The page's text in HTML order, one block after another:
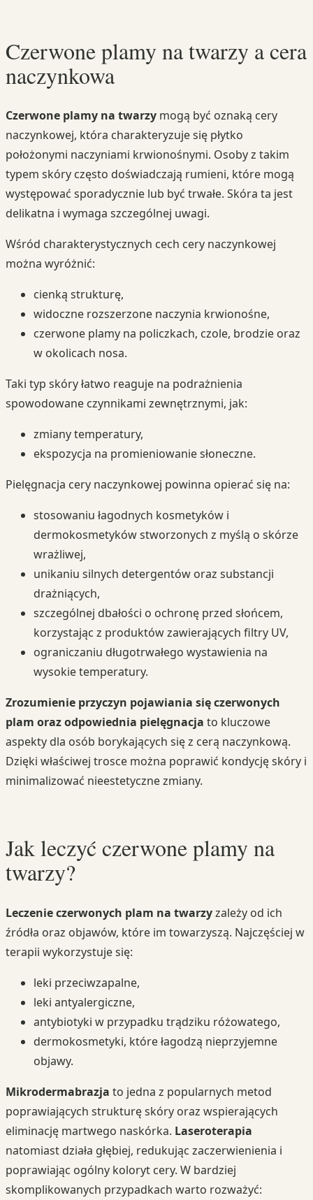
Czerwone plamy na twarzy a cera
naczynkowa
Czerwone plamy na twarzy mogą być oznaką cery
naczynkowej, która charakteryzuje się płytko
położonymi naczyniami krwionośnymi. Osoby z takim
typem skóry często doświadczają rumieni, które mogą
występować sporadycznie lub być trwałe. Skóra ta jest
delikatna i wymaga szczególnej uwagi.
Wśród charakterystycznych cech cery naczynkowej
można wyróżnić:
cienką strukturę,
widoczne rozszerzone naczynia krwionośne,
czerwone plamy na policzkach, czole, brodzie oraz
w okolicach nosa.
Taki typ skóry łatwo reaguje na podrażnienia
spowodowane czynnikami zewnętrznymi, jak:
zmiany temperatury,
ekspozycja na promieniowanie słoneczne.
Pielęgnacja cery naczynkowej powinna opierać się na:
stosowaniu łagodnych kosmetyków i
dermokosmetyków stworzonych z myślą o skórze
wrażliwej,
unikaniu silnych detergentów oraz substancji
drażniących,
szczególnej dbałości o ochronę przed słońcem,
korzystając z produktów zawierających filtry UV,
ograniczaniu długotrwałego wystawienia na
wysokie temperatury.
Zrozumienie przyczyn pojawiania się czerwonych
plam oraz odpowiednia pielęgnacja to kluczowe
aspekty dla osób borykających się z cerą naczynkową.
Dzięki właściwej trosce można poprawić kondycję skóry i
minimalizować nieestetyczne zmiany.
Jak leczyć czerwone plamy na
twarzy?
Leczenie czerwonych plam na twarzyzależy od ich
źródła oraz objawów, które im towarzyszą. Najczęściej w
terapii wykorzystuje się:
leki przeciwzapalne,
leki antyalergiczne,
antybiotyki w przypadku trądziku różowatego,
dermokosmetyki, które łagodzą nieprzyjemne
objawy.
Mikrodermabrazja to jedna z popularnych metod
poprawiających strukturę skóry oraz wspierających
eliminację martwego naskórka. Laseroterapia
natomiast działa głębiej, redukując zaczerwienienia i
poprawiając ogólny koloryt cery. W bardziej
skomplikowanych przypadkach warto rozważyć: